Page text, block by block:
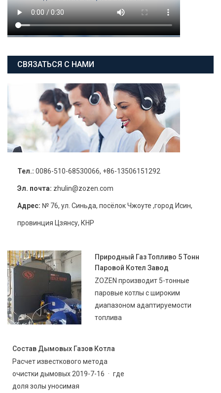
СВЯЗАТЬСЯ С НАМИ
Тел.: 0086-510-68530066, +86-13506151292
Эл. почта: zhulin@zozen.com
Адрес: № 76, ул. Синьда, посёлок Чжоуте ,город Исин,
провинция Цзянсу, КНР
Природный Газ Топливо 5 Тонн
Паровой Котел Завод
ZOZEN производит 5-тонные
паровые котлы с широким
диапазоном адаптируемости
топлива
Состав Дымовых Газов Котла
Расчет известкового метода
очистки дымовых 2019-7-16 · где
доля золы уносимая